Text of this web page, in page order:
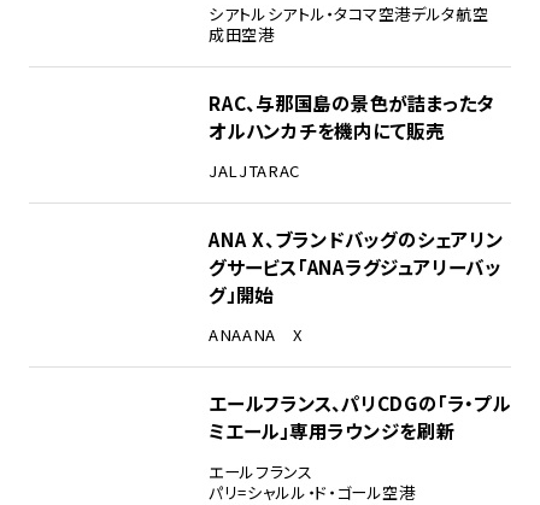
シアトルシアトル・タコマ空港デルタ航空
成田空港
RAC、与那国島の景色が詰まったタ
オルハンカチを機内にて販売
JALJTARAC
ANA X、ブランドバッグのシェアリン
グサービス「ANAラグジュアリーバッ
グ」開始
ANAANA X
エールフランス、パリCDGの「ラ・プル
ミエール」専用ラウンジを刷新
エールフランス
パリ=シャルル・ド・ゴール空港